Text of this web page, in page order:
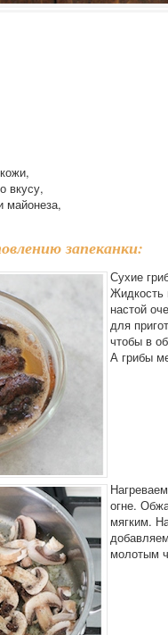
вкусу,
майонеза,
запеканки:
Сухие
Жидкость
настой
для
чтобы в
А грибы
огне.
мягким.
молотым